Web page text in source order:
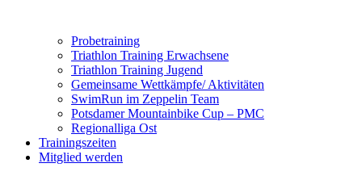
Probetraining
Triathlon Training Erwachsene
Triathlon Training Jugend
Gemeinsame Wettkämpfe/ Aktivitäten
SwimRun im Zeppelin Team
Potsdamer Mountainbike Cup – PMC
Regionalliga Ost
Trainingszeiten
Mitglied werden